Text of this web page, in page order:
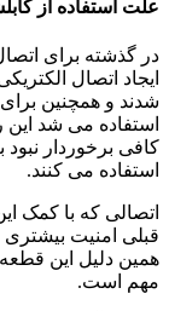
علت استفاده از
در گذشته برای
ایجاد اتصال
شدند و همچنین
استفاده می شد
کافی برخوردار
استفاده می کنند.
اتصالی که با کمک
قبلی امنیت بیشتری
همین دلیل این
مهم است.